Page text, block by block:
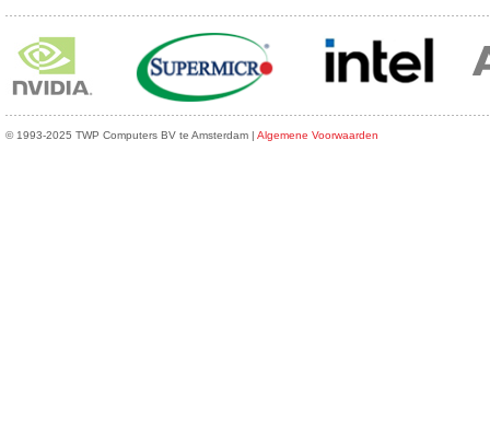
© 1993-2025 TWP Computers BV te Amsterdam | Algemene Voorwaarden